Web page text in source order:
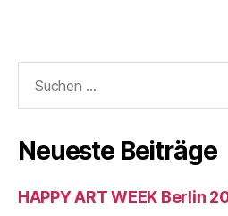
nach:
Neueste Beiträge
HAPPY ART WEEK Berlin